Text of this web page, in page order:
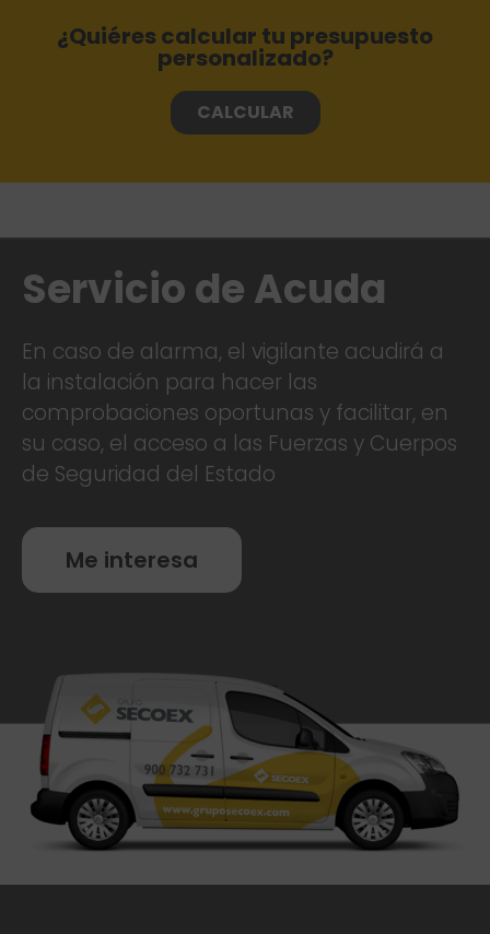
¿Quiéres calcular tu presupuesto
personalizado?
CALCULAR
Servicio de Acuda
En caso de alarma, el vigilante acudirá a
la instalación para hacer las
comprobaciones oportunas y facilitar, en
su caso, el acceso a las Fuerzas y Cuerpos
de Seguridad del Estado
Me interesa